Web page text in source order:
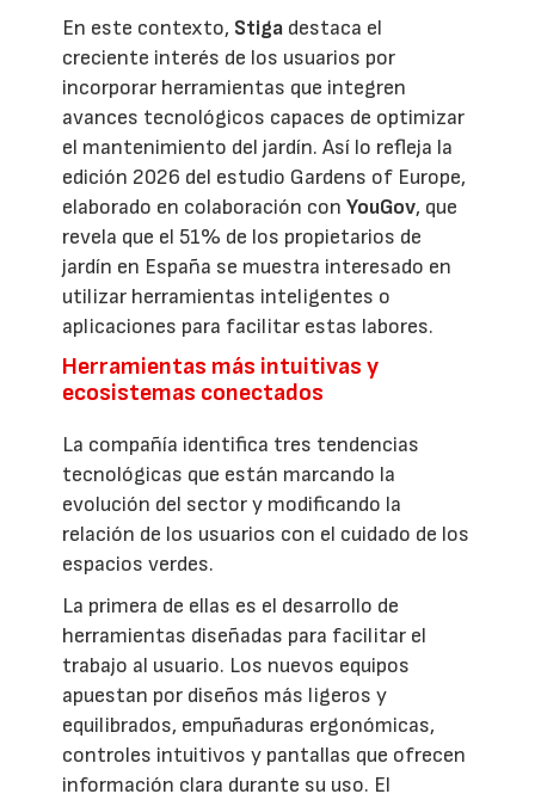
En este contexto, Stiga destaca el
creciente interés de los usuarios por
incorporar herramientas que integren
avances tecnológicos capaces de optimizar
el mantenimiento del jardín. Así lo refleja la
edición 2026 del estudio Gardens of Europe,
elaborado en colaboración conYouGov, que
revela que el 51% de los propietarios de
jardín en España se muestra interesado en
utilizar herramientas inteligentes o
aplicaciones para facilitar estas labores.
Herramientas más intuitivas y
ecosistemas conectados
La compañía identifica tres tendencias
tecnológicas que están marcando la
evolución del sector y modificando la
relación de los usuarios con el cuidado de los
espacios verdes.
La primera de ellas es el desarrollo de
herramientas diseñadas para facilitar el
trabajo al usuario. Los nuevos equipos
apuestan por diseños más ligeros y
equilibrados, empuñaduras ergonómicas,
controles intuitivos y pantallas que ofrecen
información clara durante su uso. El